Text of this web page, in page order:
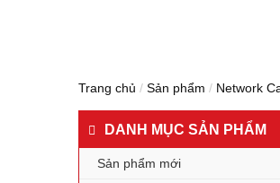
Trang chủ / Sản phẩm / Network
DANH MỤC SẢN PHẨM
Sản phẩm mới